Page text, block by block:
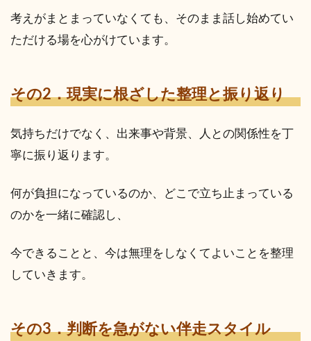
考えがまとまっていなくても、そのまま話し始めてい
ただける場を心がけています。
その2．現実に根ざした整理と振り返り
気持ちだけでなく、出来事や背景、人との関係性を丁
寧に振り返ります。
何が負担になっているのか、どこで立ち止まっている
のかを一緒に確認し、
今できることと、今は無理をしなくてよいことを整理
していきます。
その3．判断を急がない伴走スタイル